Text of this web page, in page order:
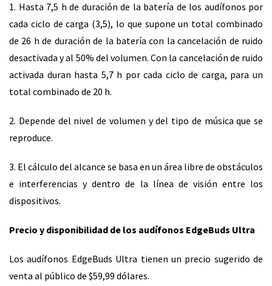
1. Hasta 7,5 h de duración de la batería de los audífonos por
cada ciclo de carga (3,5), lo que supone un total combinado
de 26 h de duración de la batería con la cancelación de ruido
desactivada y al 50% del volumen. Con la cancelación de ruido
activada duran hasta 5,7 h por cada ciclo de carga, para un
total combinado de 20 h.
2. Depende del nivel de volumen y del tipo de música que se
reproduce.
3. El cálculo del alcance se basa en un área libre de obstáculos
e interferencias y dentro de la línea de visión entre los
dispositivos.
Precio y disponibilidad de los audífonos EdgeBuds Ultra
Los audífonos EdgeBuds Ultra tienen un precio sugerido de
venta al público de $59,99 dólares.